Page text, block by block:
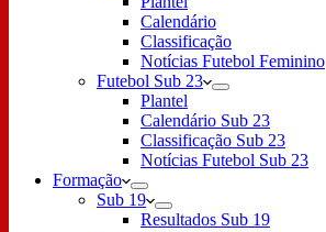
Calendário
Classificação
Notícias Futebol Feminino
Futebol Sub 23
Plantel
Calendário Sub 23
Classificação Sub 23
Notícias Futebol Sub 23
Formação
Sub 19
Resultados Sub 19